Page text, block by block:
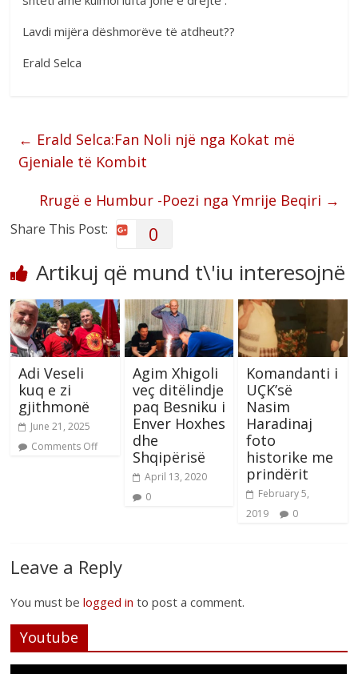
Lavdi mijëra dëshmorëve të atdheut??
Erald Selca
← Erald Selca:Fan Noli një nga Kokat më
Gjeniale të Kombit
Rrugë e Humbur -Poezi nga Ymrije Beqiri →
Share This Post: 0
Artikuj që mund t\'iu interesojnë
Adi Veseli
kuq e zi
gjithmonë
June 21, 2025
Comments Off
Agim Xhigoli
veç ditëlindje
paq Besniku i
Enver Hoxhes
dhe
Shqipërisë
April 13, 2020
0
Komandanti i
UÇK’së
Nasim
Haradinaj
foto
historike me
prindërit
February 5,
2019
0
Leave a Reply
You must belogged in to post a comment.
Youtube